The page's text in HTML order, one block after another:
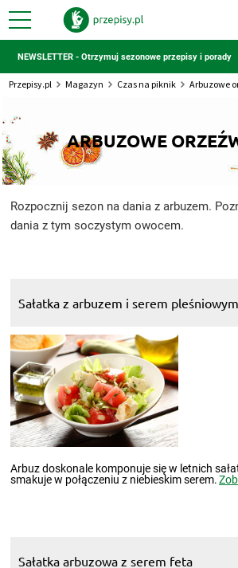
NEWSLETTER - Otrzymuj sezonowe przepisy i porady
Przepisy.pl Magazyn Czas na piknik Arbuzowe
ARBUZOWE
Rozpocznij sezon na dania z arbuzem.
dania z tym soczystym owocem.
Sałatka z arbuzem i serem pleśniowym
Arbuz doskonale komponuje się w letnich
smakuje w połączeniu z niebieskim serem.
Sałatka arbuzowa z serem feta